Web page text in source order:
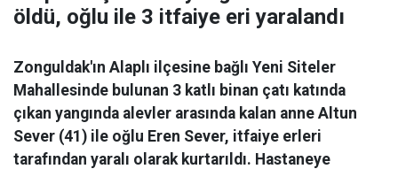
öldü, oğlu ile 3 itfaiye eri yaralandı
Zonguldak'ın Alaplı ilçesine bağlı Yeni Siteler
Mahallesinde bulunan 3 katlı binan çatı katında
çıkan yangında alevler arasında kalan anne Altun
Sever (41) ile oğlu Eren Sever, itfaiye erleri
tarafından yaralı olarak kurtarıldı. Hastaneye